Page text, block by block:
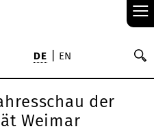
≡
DE EN
der
Weimar